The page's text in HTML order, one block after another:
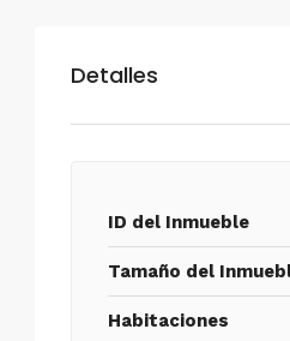
Detalles
ID del Inmueble
Tamaño del
Habitaciones